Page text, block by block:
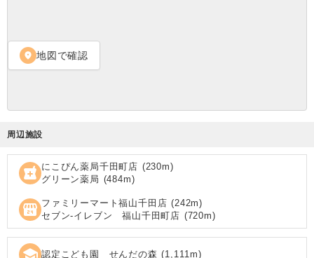
location_on 地図で確認
周辺施設
local_pharmacy にこぴん薬局千田町店 (230m)
グリーン薬局 (484m)
local_convenience_store ファミリーマート福山千田店 (242m)
セブン‐イレブン 福山千田町店 (720m)
school 認定こども園 せんだの森 (1,111m)